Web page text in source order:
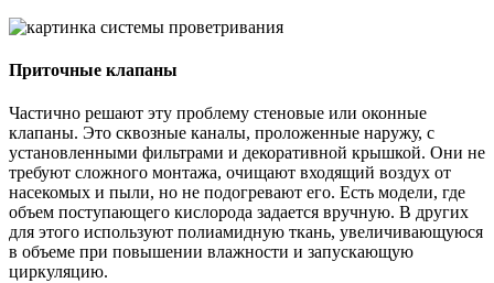
Приточные клапаны
Частично решают эту проблему стеновые или оконные
клапаны. Это сквозные каналы, проложенные наружу, с
установленными фильтрами и декоративной крышкой. Они не
требуют сложного монтажа, очищают входящий воздух от
насекомых и пыли, но не подогревают его. Есть модели, где
объем поступающего кислорода задается вручную. В других
для этого используют полиамидную ткань, увеличивающуюся
в объеме при повышении влажности и запускающую
циркуляцию.